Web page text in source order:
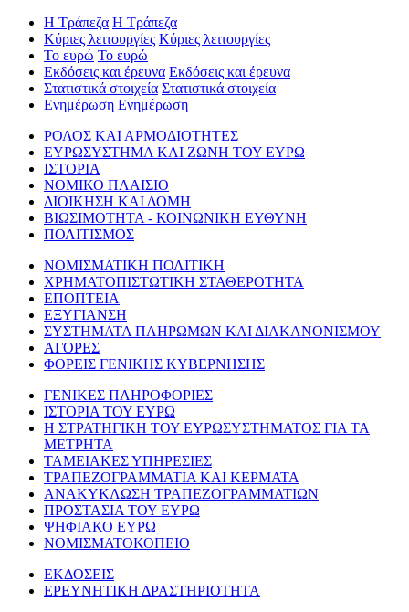
Η Τράπεζα Η Τράπεζα
Κύριες λειτουργίες Κύριες λειτουργίες
Το ευρώ Το ευρώ
Εκδόσεις και έρευνα Εκδόσεις και έρευνα
Στατιστικά στοιχεία Στατιστικά στοιχεία
Ενημέρωση Ενημέρωση
ΡΟΛΟΣ ΚΑΙ ΑΡΜΟΔΙΟΤΗΤΕΣ
ΕΥΡΩΣΥΣΤΗΜΑ ΚΑΙ ΖΩΝΗ ΤΟΥ ΕΥΡΩ
ΙΣΤΟΡΙΑ
ΝΟΜΙΚΟ ΠΛΑΙΣΙΟ
ΔΙΟΙΚΗΣΗ ΚΑΙ ΔΟΜΗ
ΒΙΩΣΙΜΟΤΗΤΑ - ΚΟΙΝΩΝΙΚΗ ΕΥΘΥΝΗ
ΠΟΛΙΤΙΣΜΟΣ
ΝΟΜΙΣΜΑΤΙΚΗ ΠΟΛΙΤΙΚΗ
ΧΡΗΜΑΤΟΠΙΣΤΩΤΙΚΗ ΣΤΑΘΕΡΟΤΗΤΑ
ΕΠΟΠΤΕΙΑ
ΕΞΥΓΙΑΝΣΗ
ΣΥΣΤΗΜΑΤΑ ΠΛΗΡΩΜΩΝ ΚΑΙ ΔΙΑΚΑΝΟΝΙΣΜΟΥ
ΑΓΟΡΕΣ
ΦΟΡΕΙΣ ΓΕΝΙΚΗΣ ΚΥΒΕΡΝΗΣΗΣ
ΓΕΝΙΚΕΣ ΠΛΗΡΟΦΟΡΙΕΣ
ΙΣΤΟΡΙΑ ΤΟΥ ΕΥΡΩ
Η ΣΤΡΑΤΗΓΙΚΗ ΤΟΥ ΕΥΡΩΣΥΣΤΗΜΑΤΟΣ ΓΙΑ ΤΑ
ΜΕΤΡΗΤΑ
ΤΑΜΕΙΑΚΕΣ ΥΠΗΡΕΣΙΕΣ
ΤΡΑΠΕΖΟΓΡΑΜΜΑΤΙΑ ΚΑΙ ΚΕΡΜΑΤΑ
ΑΝΑΚΥΚΛΩΣΗ ΤΡΑΠΕΖΟΓΡΑΜΜΑΤΙΩΝ
ΠΡΟΣΤΑΣΙΑ ΤΟΥ ΕΥΡΩ
ΨΗΦΙΑΚΟ ΕΥΡΩ
ΝΟΜΙΣΜΑΤΟΚΟΠΕΙΟ
ΕΚΔΟΣΕΙΣ
ΕΡΕΥΝΗΤΙΚΗ ΔΡΑΣΤΗΡΙΟΤΗΤΑ